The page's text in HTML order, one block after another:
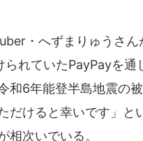
・へずまりゅうさ
られていたPayPayを通
和6年能登半島地震の
だけると幸いです」
相次いでいる。